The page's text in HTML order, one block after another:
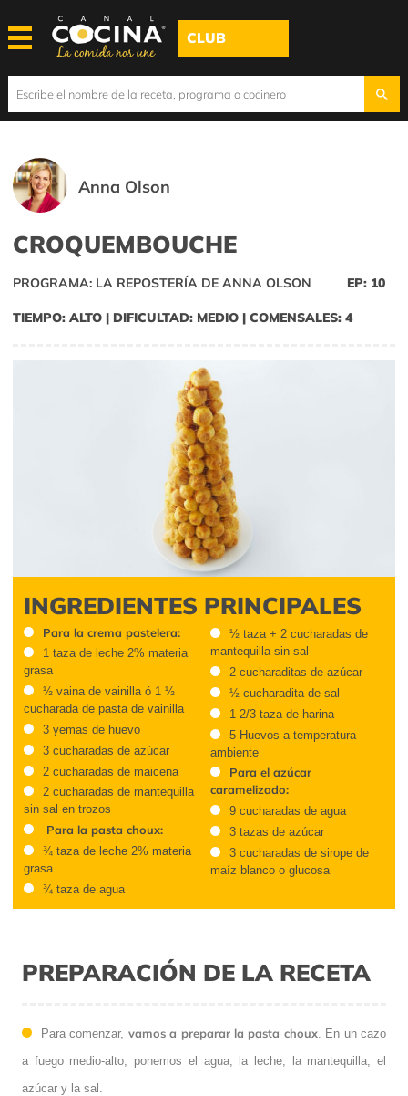
CLUB
Anna Olson
CROQUEMBOUCHE
PROGRAMA: LA REPOSTERÍA DE ANNA OLSON EP: 10
TIEMPO: ALTO | DIFICULTAD: MEDIO | COMENSALES: 4
INGREDIENTES PRINCIPALES
Para la crema pastelera:
1 taza de leche 2% materia
grasa
½ vaina de vainilla ó 1 ½
cucharada de pasta de vainilla
3 yemas de huevo
3 cucharadas de azúcar
2 cucharadas de maicena
2 cucharadas de mantequilla
sin sal en trozos
Para la pasta choux:
¾ taza de leche 2% materia
grasa
¾ taza de agua
½ taza + 2 cucharadas de
mantequilla sin sal
2 cucharaditas de azúcar
½ cucharadita de sal
1 2/3 taza de harina
5 Huevos a temperatura
ambiente
Para el azúcar
caramelizado:
9 cucharadas de agua
3 tazas de azúcar
3 cucharadas de sirope de
maíz blanco o glucosa
PREPARACIÓN DE LA RECETA
Para comenzar, vamos a preparar la pasta choux. En un cazo
a fuego medio-alto, ponemos el agua, la leche, la mantequilla, el
azúcar y la sal.